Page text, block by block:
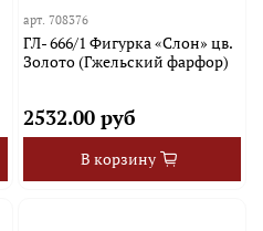
арт. 708376
ГЛ- 666/1 Фигурка «Слон» цв.
Золото (Гжельский фарфор)
2532.00 руб
В корзину